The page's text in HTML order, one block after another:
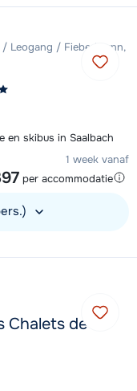
/ Leogang / Fieberbrunn,
en skibus in Saalbach
1 week vanaf
per accommodatie
Chalets de